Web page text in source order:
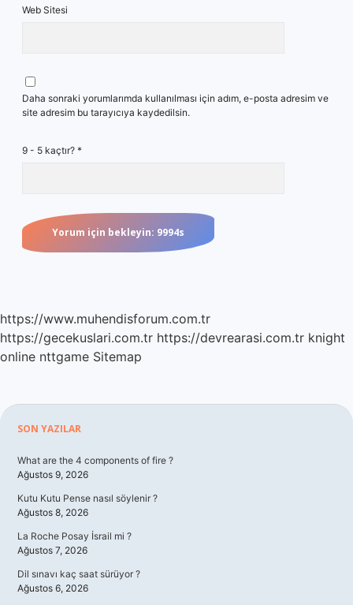
Web Sitesi
Daha sonraki yorumlarımda kullanılması için adım, e-posta adresim ve
site adresim bu tarayıcıya kaydedilsin.
9 - 5 kaçtır? *
https://www.muhendisforum.com.tr
https://gecekuslari.com.tr https://devrearasi.com.tr knight
online nttgame Sitemap
Sidebar
SON YAZILAR
What are the 4 components of fire ?
Ağustos 9, 2026
Kutu Kutu Pense nasıl söylenir ?
Ağustos 8, 2026
La Roche Posay İsrail mi ?
Ağustos 7, 2026
Dil sınavı kaç saat sürüyor ?
Ağustos 6, 2026